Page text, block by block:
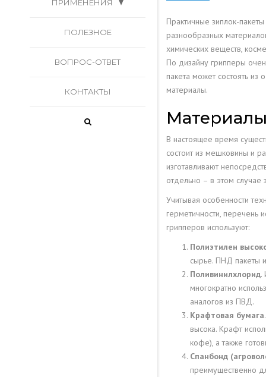
ЛОГОТИПОМ
ДОЙ-ПАК, ТРЕХШОВНЫЕ И
ПЯТИШОВНЫЕ ПАКЕТЫ
МНОГОСЛОЙНЫЕ ПАКЕТЫ С
ПЕЧАТЬЮ
ВЕШАЛКИ
ЗАСТЕЖКА ДЛЯ ПАКЕТОВ
ПРИМЕНЕНИЯ
ЮВЕЛИРНОМ
ИСПОЛЬЗУЕМЫЕ ДЛЯ
ТОВАРОВ
ЗИПЛОК-ПАКЕТЫ КАК
ОРГАНАЙЗЕР – ДЕРЖИМ В
ПОРЯДКЕ ЛИЧНЫЕ ВЕЩИ
ХЕНД-МЕЙД
ПИЩЕВАЯ
ПРОМЫШЛЕННОСТЬ
ЗИП-ЛОК ПАКЕТЫ ДЛЯ
ШВЕЙНОЙ ФУРНИТУРЫ
ПРОДАЖА СУВЕНИРОВ
ФАРМАКОЛОГИЯ
В НАУКЕ
ПОЛЕЗНОЕ
ВОПРОС-ОТВЕТ
КОНТАКТЫ
Практичные зиплок-
разнообразных
химических веществ,
По дизайну грипперы
пакета может состоять из
материалы.
В настоящее время
состоит из мешковины и
изготавливают
отдельно – в этом случае
Учитывая особенности
герметичности, перечень
грипперов используют:
Полиэтилен
сырье. ПНД пакеты
Поливинилхлорид.
многократно
аналогов из ПВД.
Крафтовая бумага
высока. Крафт
кофе), а также
Спанбонд
преимущественно